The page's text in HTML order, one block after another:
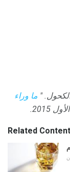
" ما وراء
2015.
Related Content